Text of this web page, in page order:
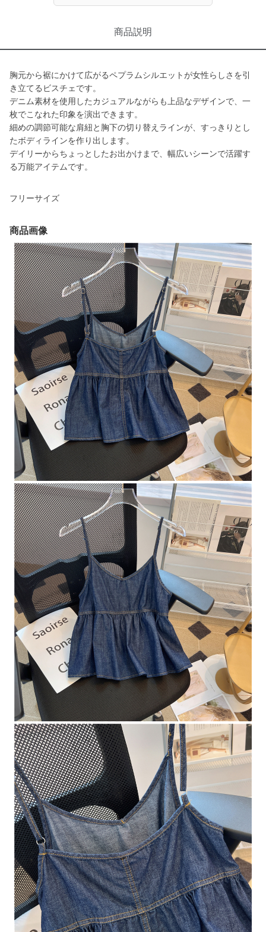
商品説明
胸元から裾にかけて広がるペプラムシルエットが女性らしさを引
き立てるビスチェです。
デニム素材を使用したカジュアルながらも上品なデザインで、一
枚でこなれた印象を演出できます。
細めの調節可能な肩紐と胸下の切り替えラインが、すっきりとし
たボディラインを作り出します。
デイリーからちょっとしたお出かけまで、幅広いシーンで活躍す
る万能アイテムです。
フリーサイズ
商品画像